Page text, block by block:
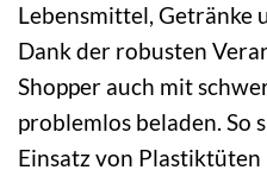
Lebensmittel, Getränke
Dank der robusten
Shopper auch mit
problemlos beladen. So
Einsatz von